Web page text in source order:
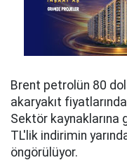
Brent petrolün 80
akaryakıt
Sektör kaynaklarına
TL'lik indirimin
öngörülüyor.